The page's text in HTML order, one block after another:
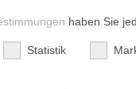
mit
haben Sie
Statistik